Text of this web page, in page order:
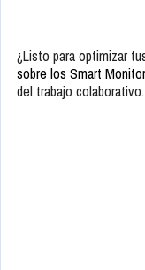
¿Listo para optimizar
sobre los Smart
del trabajo colaborativo.